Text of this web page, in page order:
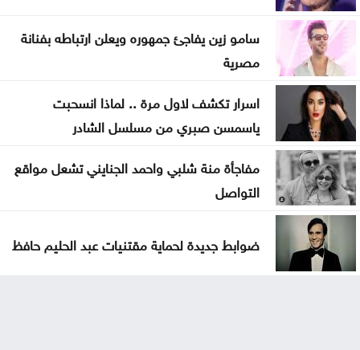
سامو زين يفاجئ جمهوره ويعلن ارتباطه بفنانة
مصرية
اسرار تكشف لاول مرة .. لماذا انسحبت
ياسمسن صبري من مسلسل الشادر
مفاجأة منة شلبي واحمد الجنايني تشعل مواقع
التواصل
ضوابط جديدة لحماية مقتنيات عبد الحليم حافظ